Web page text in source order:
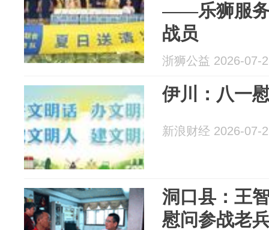
——乐狮服务
战员
浙狮公益 2026-07-
伊川：八一
新浪财经 2026-07-
洞口县：王
慰问参战老